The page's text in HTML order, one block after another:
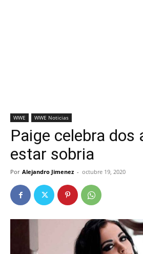
WWE WWE Noticias
Paige celebra dos
estar sobria
Por Alejandro Jimenez - octubre 19, 2020